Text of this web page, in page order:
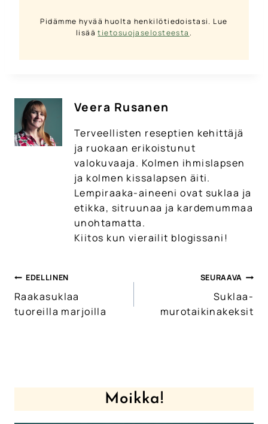
Pidämme hyvää huolta henkilötiedoistasi. Lue
lisäätietosuojaselosteesta .
Veera Rusanen
Terveellisten reseptien kehittäjä
ja ruokaan erikoistunut
valokuvaaja. Kolmen ihmislapsen
ja kolmen kissalapsen äiti.
Lempiraaka-aineeni ovat suklaa ja
etikka, sitruunaa ja kardemummaa
unohtamatta.
Kiitos kun vierailit blogissani!
Artikkelien
selaus
EDELLINEN
Raakasuklaa
tuoreilla marjoilla
SEURAAVA
Suklaa-
murotaikinakeksit
Moikka!